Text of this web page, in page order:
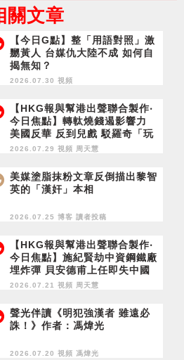
關文章
【今日G點】整「用語對照」激
嬲黃人 台媒仇大陸不成 如何自
揭無知？
2026.07.30 視頻
【HKG報與幫港出聲聯合製作‧
今日焦點】轉軚燒錢遏影響力
美國反華 反到兒戲 駁羅奇「玩
完論」 香港唔靠中國 唔通靠美
2026.07.29 視頻 周天慧
美媒塗脂抹粉文章反倒描出黎智
英的「漢奸」本相
2026.07.25 博客 讀者投稿
【HKG報與幫港出聲聯合製作‧
今日焦點】施紀賢劫中資鋼鐵廠
埋炸彈 貝安德甫上任即失中國
牌 未施政先被廢武功？美撤
成定局？
2026.07.21 視頻 周天慧
聲光伴讀《明犯強漢者 雖遠必
誅！》作者：馮煒光
2026.07.20 視頻 馮煒光